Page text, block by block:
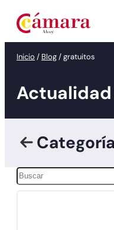
Inicio / Blog/gratuitos
Buscar